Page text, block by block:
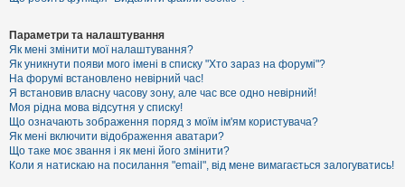
Т
м
и
б
е
з
в
і
д
п
о
в
і
Параметри та налаштування
Як мені змінити мої налаштування?
Як уникнути появи мого імені в списку "Хто зараз на форумі"?
На форумі встановлено невірний час!
Я встановив власну часову зону, але час все одно невірний!
Моя рідна мова відсутня у списку!
Що означають зображення поряд з моїм ім'ям користувача?
Як мені включити відображення аватари?
Що таке моє звання і як мені його змінити?
Коли я натискаю на посилання "email", від мене вимагається залогуватись!